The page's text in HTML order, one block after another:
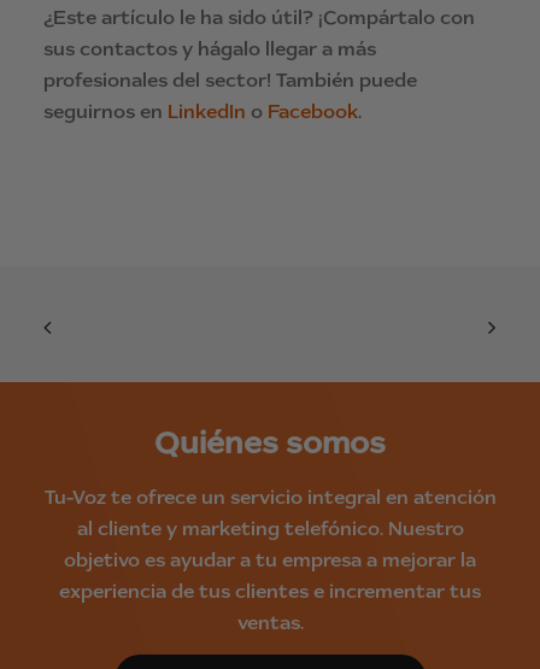
¿Este artículo le ha sido útil? ¡Compártalo con
sus contactos y hágalo llegar a más
profesionales del sector! También puede
seguirnos en LinkedIn o Facebook.
Quiénes somos
Tu-Voz te ofrece un servicio integral en atención
al cliente y marketing telefónico. Nuestro
objetivo es ayudar a tu empresa a mejorar la
experiencia de tus clientes e incrementar tus
ventas.